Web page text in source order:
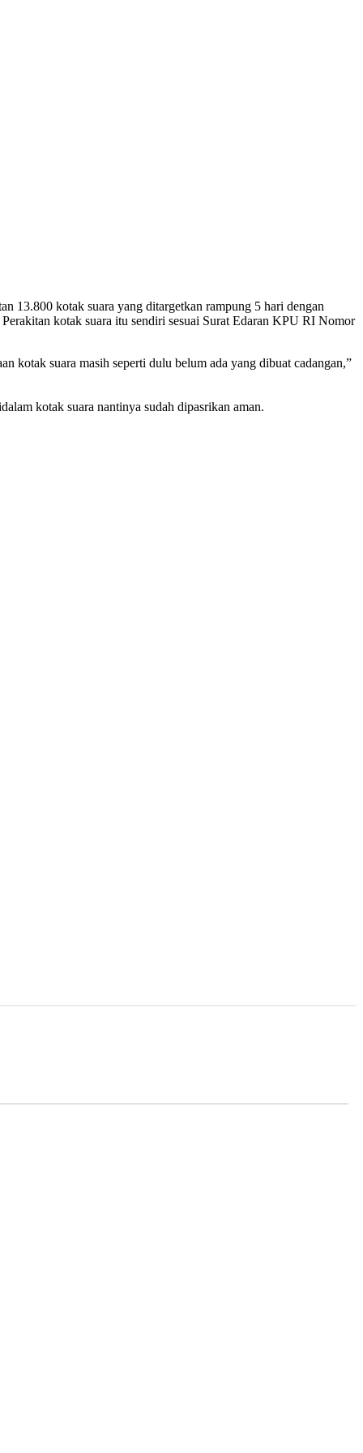
kotak suara yang ditargetkan rampung 5 hari dengan
kotak suara itu sendiri sesuai Surat Edaran KPU RI Nomor
kotak suara masih seperti dulu belum ada yang dibuat cadangan,”
kotak suara nantinya sudah dipasrikan aman.